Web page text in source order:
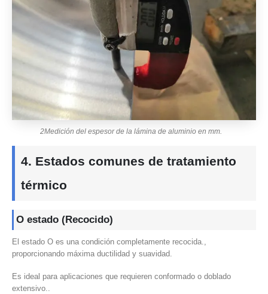
2Medición del espesor de la lámina de aluminio en mm.
4. Estados comunes de tratamiento
térmico
O estado (Recocido)
El estado O es una condición completamente recocida.,
proporcionando máxima ductilidad y suavidad.
Es ideal para aplicaciones que requieren conformado o doblado
extensivo..